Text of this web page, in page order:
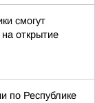
смогут
открытие
по Республике